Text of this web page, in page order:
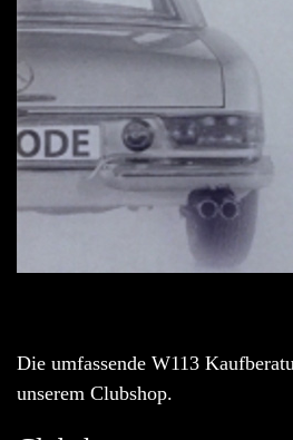
Die umfassende W113
unserem Clubshop.